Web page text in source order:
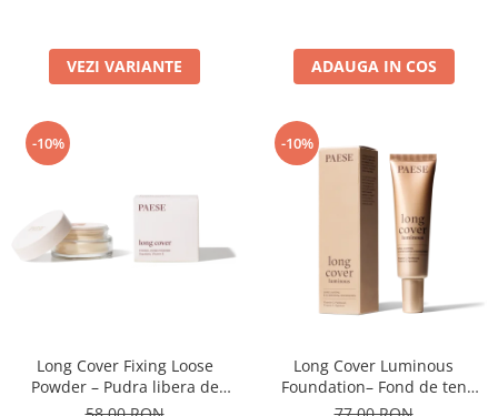
VEZI VARIANTE ADAUGA IN COS
-10%
Long Cover Fixing Loose
Powder – Pudra libera de
fixare
-10%
Long Cover Luminous
Foundation– Fond de ten
luminos